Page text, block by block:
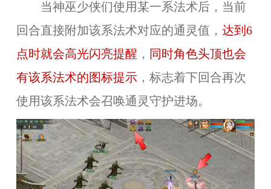
当神巫少侠们使用某一系法术后，当前
回合直接附加该系法术对应的通灵值， 达到6
点时就会高光闪亮提醒 ， 同时角色头顶也会
有该系法术的图标提示，标志着下回合再次
使用该系法术会召唤通灵守护进场。